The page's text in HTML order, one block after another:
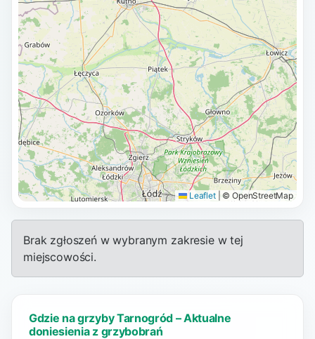
Leaflet © OpenStreetMap
Brak zgłoszeń w wybranym zakresie w tej
miejscowości.
Gdzie na grzyby Tarnogród – Aktualne
doniesienia z grzybobrań